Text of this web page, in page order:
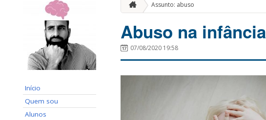
Início
Quem sou
Alunos
Assunto: abuso
Abuso na
07/08/2020 19:58